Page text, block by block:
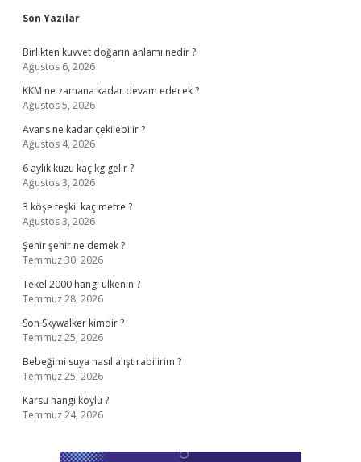
Sidebar
Son Yazılar
Birlikten kuvvet doğarın anlamı nedir ?
Ağustos 6, 2026
KKM ne zamana kadar devam edecek ?
Ağustos 5, 2026
Avans ne kadar çekilebilir ?
Ağustos 4, 2026
6 aylık kuzu kaç kg gelir ?
Ağustos 3, 2026
3 köşe teşkil kaç metre ?
Ağustos 3, 2026
Şehir şehir ne demek ?
Temmuz 30, 2026
Tekel 2000 hangi ülkenin ?
Temmuz 28, 2026
Son Skywalker kimdir ?
Temmuz 25, 2026
Bebeğimi suya nasıl alıştırabilirim ?
Temmuz 25, 2026
Karsu hangi köylü ?
Temmuz 24, 2026